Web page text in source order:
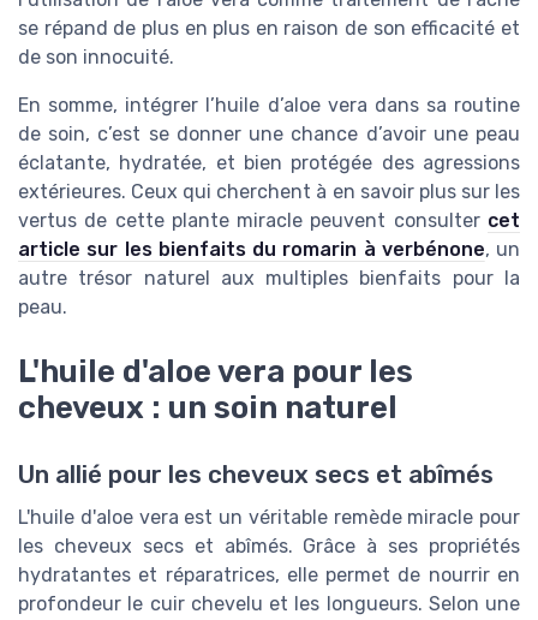
se répand de plus en plus en raison de son efficacité et
de son innocuité.
En somme, intégrer l’huile d’aloe vera dans sa routine
de soin, c’est se donner une chance d’avoir une peau
éclatante, hydratée, et bien protégée des agressions
extérieures. Ceux qui cherchent à en savoir plus sur les
vertus de cette plante miracle peuvent consulter cet
article sur les bienfaits du romarin à verbénone, un
autre trésor naturel aux multiples bienfaits pour la
peau.
L'huile d'aloe vera pour les
cheveux : un soin naturel
Un allié pour les cheveux secs et abîmés
L'huile d'aloe vera est un véritable remède miracle pour
les cheveux secs et abîmés. Grâce à ses propriétés
hydratantes et réparatrices, elle permet de nourrir en
profondeur le cuir chevelu et les longueurs. Selon une